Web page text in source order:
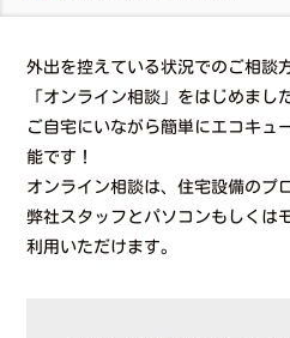
外出を控えている状況でのご相談
「オンライン相談」をはじめまし
ご自宅にいながら簡単にエコキュ
能です！
オンライン相談は、住宅設備のプ
弊社スタッフとパソコンもしくは
利用いただけます。